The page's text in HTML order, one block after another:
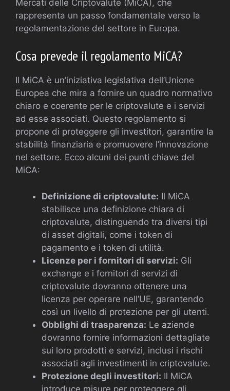
Mercati delle Criptovalute (MiCA), che
rappresenta un passo fondamentale verso la
regolamentazione del settore in Europa.
Cosa prevede il regolamento MiCA?
Il MiCA è un’iniziativa legislativa dell’Unione
Europea che mira a fornire un quadro normativo
chiaro e coerente per le criptovalute e i servizi
ad esse associati. Questo regolamento si
propone di proteggere gli investitori, garantire la
stabilità finanziaria e promuovere l’innovazione
nel settore. Ecco alcuni dei punti chiave del
MiCA:
Definizione di criptovalute: Il MiCA
stabilisce una definizione chiara di
criptovalute, distinguendo tra diversi tipi
di asset digitali, come i token di
pagamento e i token di utilità.
Licenze per i fornitori di servizi: Gli
exchange e i fornitori di servizi di
criptovalute dovranno ottenere una
licenza per operare nell’UE, garantendo
così un livello di protezione per gli utenti.
Obblighi di trasparenza: Le aziende
dovranno fornire informazioni dettagliate
sui loro prodotti e servizi, inclusi i rischi
associati agli investimenti in criptovalute.
Protezione degli investitori: Il MiCA
introduce misure per proteggere gli